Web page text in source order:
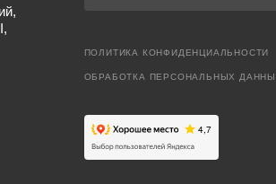
ПОЛИТИКА КОНФИДЕНЦИАЛЬНОСТИ
ОБРАБОТКА ПЕРСОНАЛЬНЫХ